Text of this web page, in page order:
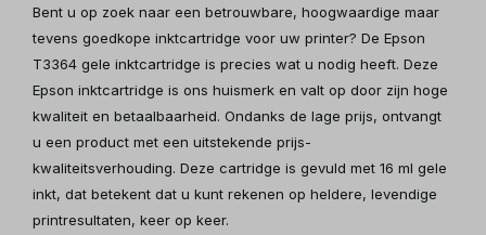
Bent u op zoek naar een betrouwbare, hoogwaardige maar
tevens goedkope inktcartridge voor uw printer? De Epson
T3364 gele inktcartridge is precies wat u nodig heeft. Deze
Epson inktcartridge is ons huismerk en valt op door zijn hoge
kwaliteit en betaalbaarheid. Ondanks de lage prijs, ontvangt
u een product met een uitstekende prijs-
kwaliteitsverhouding. Deze cartridge is gevuld met 16 ml gele
inkt, dat betekent dat u kunt rekenen op heldere, levendige
printresultaten, keer op keer.